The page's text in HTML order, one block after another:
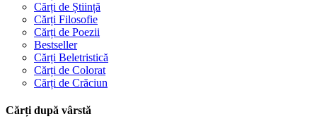
Cărți de Știință
Cărți Filosofie
Cărți de Poezii
Bestseller
Cărți Beletristică
Cărți de Colorat
Cărți de Crăciun
Cărți după vârstă